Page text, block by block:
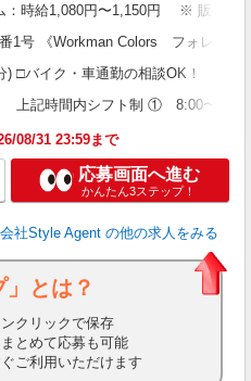
：時給1,080円〜1,150円 ※ 販売職
1号 《Workman Colors フォレオ大
□バイク・車通勤の相談OK！
上記時間内シフト制 ① 8:00〜
08/31 23:59まで
応募画面へ進む
かんたん3ステップ！
社Style Agent の他の求人をみる
」とは？
クリックで保存
とめて応募も可能
ご利用いただけます